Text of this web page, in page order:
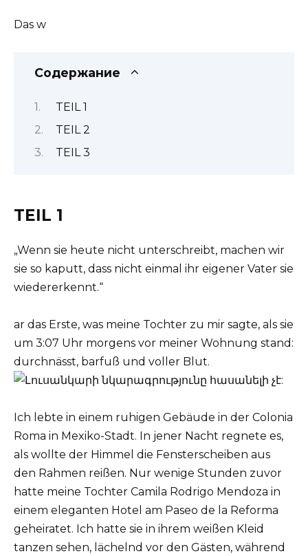
Das w
Содержание
TEIL 1
TEIL 2
TEIL 3
TEIL 1
„Wenn sie heute nicht unterschreibt, machen wir
sie so kaputt, dass nicht einmal ihr eigener Vater sie
wiedererkennt.“
ar das Erste, was meine Tochter zu mir sagte, als sie
um 3:07 Uhr morgens vor meiner Wohnung stand:
durchnässt, barfuß und voller Blut.
Ich lebte in einem ruhigen Gebäude in der Colonia
Roma in Mexiko-Stadt. In jener Nacht regnete es,
als wollte der Himmel die Fensterscheiben aus
den Rahmen reißen. Nur wenige Stunden zuvor
hatte meine Tochter Camila Rodrigo Mendoza in
einem eleganten Hotel am Paseo de la Reforma
geheiratet. Ich hatte sie in ihrem weißen Kleid
tanzen sehen, lächelnd vor den Gästen, während